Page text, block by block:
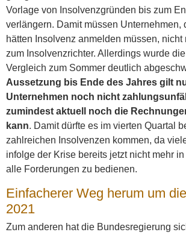
Vorlage von Insolvenzgründen bis zum
verlängern. Damit müssen Unternehmen,
hätten Insolvenz anmelden müssen, nicht
zum Insolvenzrichter. Allerdings wurde
Vergleich zum Sommer deutlich
Aussetzung bis Ende des Jahres gilt
Unternehmen noch nicht
zumindest aktuell noch die
kann. Damit dürfte es im vierten Quartal
zahlreichen Insolvenzen kommen, da
infolge der Krise bereits jetzt nicht mehr
alle Forderungen zu bedienen.
Einfacherer Weg herum um
2021
Zum anderen hat die Bundesregierung